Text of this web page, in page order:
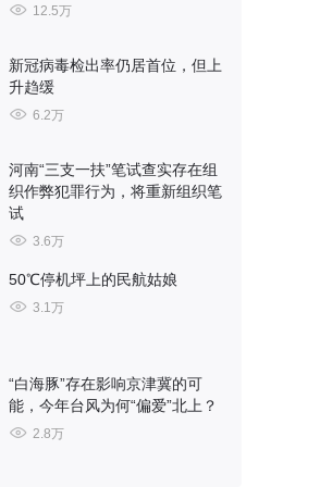
12.5万
新冠病毒检出率仍居首位，但上
升趋缓
6.2万
河南“三支一扶”笔试查实存在组
织作弊犯罪行为，将重新组织笔
试
3.6万
50℃停机坪上的民航姑娘
3.1万
“白海豚”存在影响京津冀的可
能，今年台风为何“偏爱”北上？
2.8万